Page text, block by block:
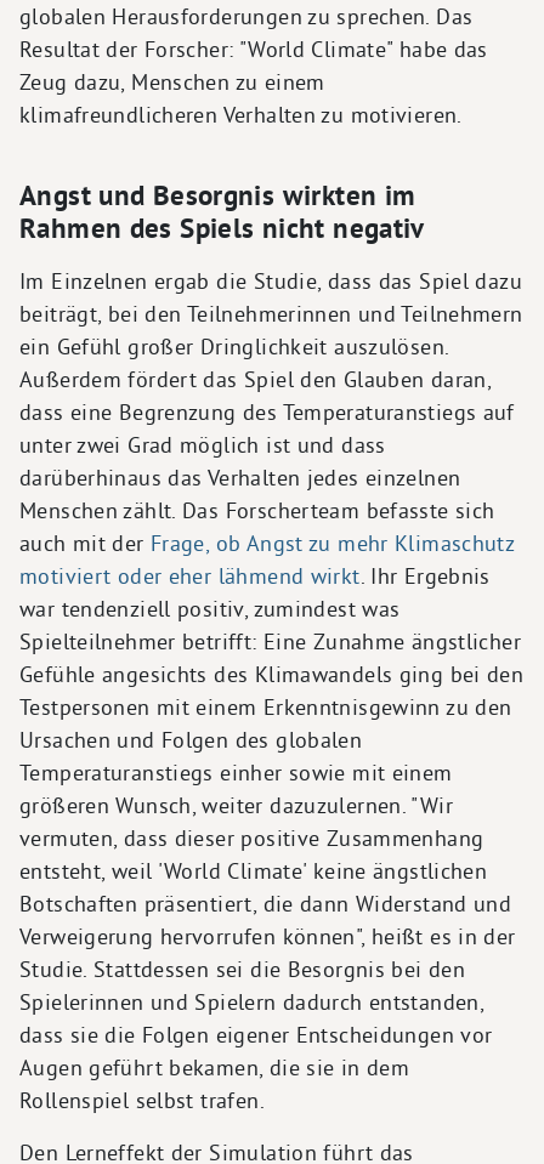
globalen Herausforderungen zu sprechen. Das
Resultat der Forscher: "World Climate" habe das
Zeug dazu, Menschen zu einem
klimafreundlicheren Verhalten zu motivieren.
Angst und Besorgnis wirkten im
Rahmen des Spiels nicht negativ
Im Einzelnen ergab die Studie, dass das Spiel dazu
beiträgt, bei den Teilnehmerinnen und Teilnehmern
ein Gefühl großer Dringlichkeit auszulösen.
Außerdem fördert das Spiel den Glauben daran,
dass eine Begrenzung des Temperaturanstiegs auf
unter zwei Grad möglich ist und dass
darüberhinaus das Verhalten jedes einzelnen
Menschen zählt. Das Forscherteam befasste sich
auch mit der Frage, ob Angst zu mehr Klimaschutz
motiviert oder eher lähmend wirkt. Ihr Ergebnis
war tendenziell positiv, zumindest was
Spielteilnehmer betrifft: Eine Zunahme ängstlicher
Gefühle angesichts des Klimawandels ging bei den
Testpersonen mit einem Erkenntnisgewinn zu den
Ursachen und Folgen des globalen
Temperaturanstiegs einher sowie mit einem
größeren Wunsch, weiter dazuzulernen. "Wir
vermuten, dass dieser positive Zusammenhang
entsteht, weil 'World Climate' keine ängstlichen
Botschaften präsentiert, die dann Widerstand und
Verweigerung hervorrufen können", heißt es in der
Studie. Stattdessen sei die Besorgnis bei den
Spielerinnen und Spielern dadurch entstanden,
dass sie die Folgen eigener Entscheidungen vor
Augen geführt bekamen, die sie in dem
Rollenspiel selbst trafen.
Den Lerneffekt der Simulation führt das